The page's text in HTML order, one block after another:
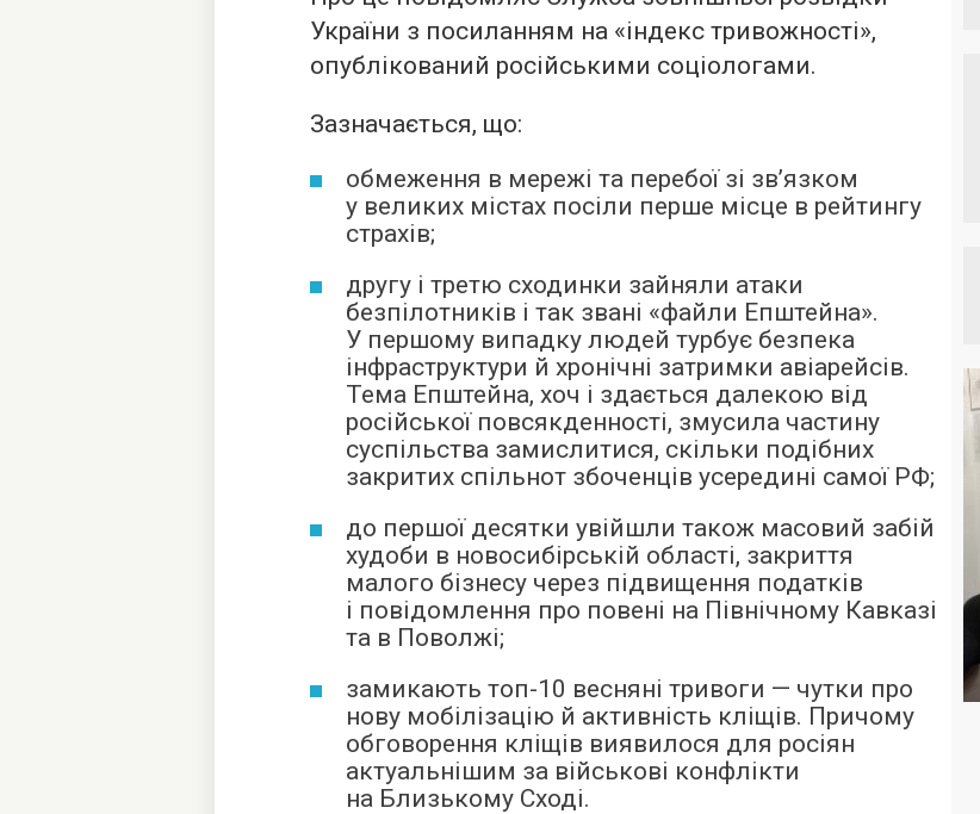
України з посиланням на «індекс тривожності»,
опублікований російськими соціологами.
Зазначається, що:
обмеження в мережі та перебої зі зв’язком
у великих містах посіли перше місце в рейтингу
страхів;
другу і третю сходинки зайняли атаки
безпілотників і так звані «файли Епштейна».
У першому випадку людей турбує безпека
інфраструктури й хронічні затримки авіарейсів.
Тема Епштейна, хоч і здається далекою від
російської повсякденності, змусила частину
суспільства замислитися, скільки подібних
закритих спільнот збоченців усередині самої РФ;
до першої десятки увійшли також масовий забій
худоби в новосибірській області, закриття
малого бізнесу через підвищення податків
і повідомлення про повені на Північному Кавказі
та в Поволжі;
замикають топ-10 весняні тривоги — чутки про
нову мобілізацію й активність кліщів. Причому
обговорення кліщів виявилося для росіян
актуальнішим за військові конфлікти
на Близькому Сході.